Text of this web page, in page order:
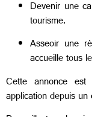
Devenir une
tourisme.
Asseoir une
accueille tous
Cette annonce
application depuis